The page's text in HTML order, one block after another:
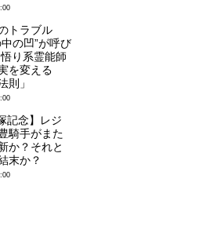
トラブル
の凹”が呼び
り系霊能師
を変える
則」
記念】レジ
騎手がまた
か？それと
末か？